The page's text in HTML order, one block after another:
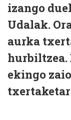
izango
Udalak.
aurka
hurbiltzea.
ekingo